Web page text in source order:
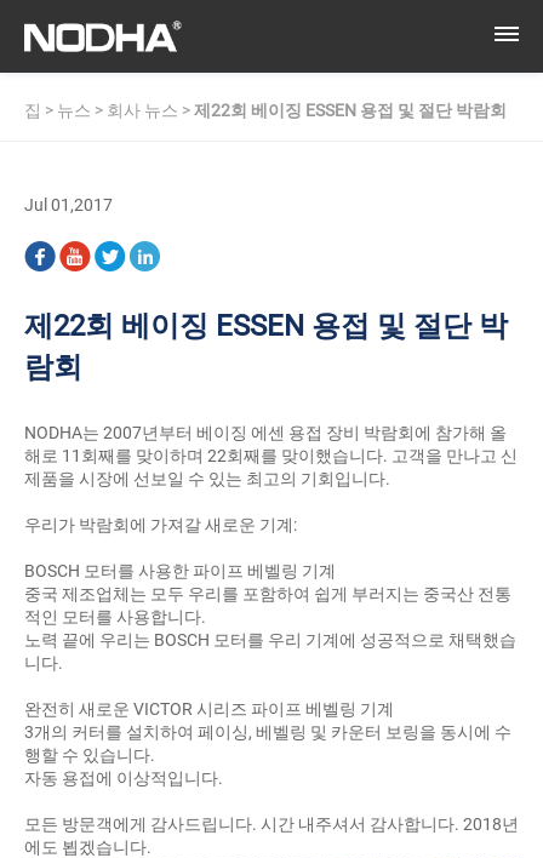
집 > 뉴스 > 회사 뉴스 >제22회 베이징 ESSEN 용접 및 절단 박람회
Jul 01,2017
제22회 베이징 ESSEN 용접 및 절단 박
람회
NODHA는 2007년부터 베이징 에센 용접 장비 박람회에 참가해 올
해로 11회째를 맞이하며 22회째를 맞이했습니다. 고객을 만나고 신
제품을 시장에 선보일 수 있는 최고의 기회입니다.
우리가 박람회에 가져갈 새로운 기계:
BOSCH 모터를 사용한 파이프 베벨링 기계
중국 제조업체는 모두 우리를 포함하여 쉽게 부러지는 중국산 전통
적인 모터를 사용합니다.
노력 끝에 우리는 BOSCH 모터를 우리 기계에 성공적으로 채택했습
니다.
완전히 새로운 VICTOR 시리즈 파이프 베벨링 기계
3개의 커터를 설치하여 페이싱, 베벨링 및 카운터 보링을 동시에 수
행할 수 있습니다.
자동 용접에 이상적입니다.
모든 방문객에게 감사드립니다. 시간 내주셔서 감사합니다. 2018년
에도 뵙겠습니다.